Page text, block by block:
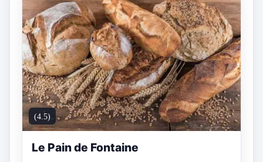
(4.5)
Le Pain de Fontaine